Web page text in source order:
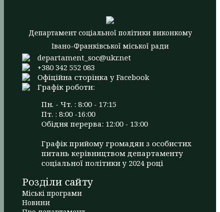
Департамент соціальної політики виконкому
Івано-Франківської міської ради
departament_soc@ukr.net
+380 342 552 083
Офіційна сторінка у Facebook
Графік роботи:
Пн. - Чт. : 8:00 - 17:15
Пт. : 8:00 -16:00
Обідня перерва: 12:00 - 13:00
Графік прийому громадян з особистих
питань керівництвом департаменту
соціальної політики у 2024 році
Розділи сайту
Міські програми
Новини